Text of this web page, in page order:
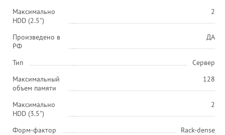
Максимально
HDD (2.5")
2
Произведено в
РФ
ДА
Тип
Сервер
Максимальный
объем памяти
128
Максимально
HDD (3.5")
2
Форм-фактор
Rack-dense